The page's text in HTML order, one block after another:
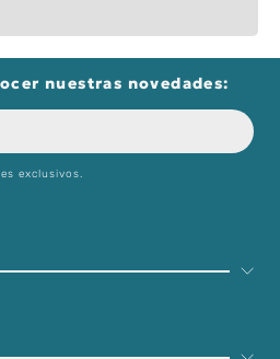
nuestras novedades:
exclusivos.